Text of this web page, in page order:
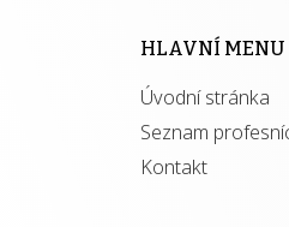
HLAVNÍ MENU
Úvodní stránka
Seznam
Kontakt